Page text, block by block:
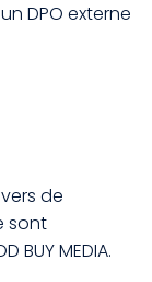
DPO externe
de
sont
MEDIA.